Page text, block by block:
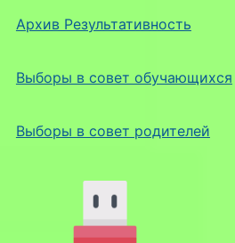
Архив Результативность
Выборы в совет обучающихся
Выборы в совет родителей